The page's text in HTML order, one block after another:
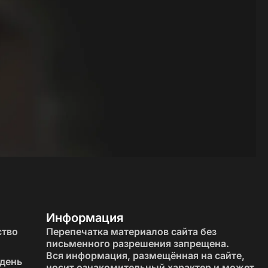
доме или коттедже кухня обычно больше и
Информация
Перепечатка материалов сайта без
письменного разрешения запрещена.
Вся информация, размещённая на сайте,